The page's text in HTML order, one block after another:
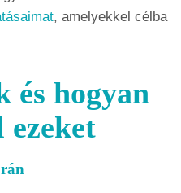
, amelyekkel célba
és hogyan